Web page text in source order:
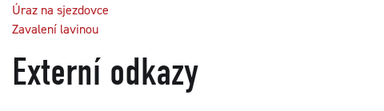
Úraz na sjezdovce
Zavalení lavinou
Externí odkazy